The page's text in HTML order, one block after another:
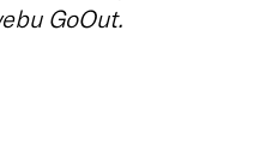
GoOut.